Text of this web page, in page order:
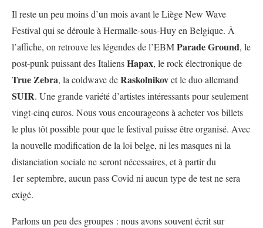
Il reste un peu moins d’un mois avant le Liège New Wave
Festival qui se déroule à Hermalle-sous-Huy en Belgique. À
l’affiche, on retrouve les légendes de l’EBMParade Ground, le
post-punk puissant des ItaliensHapax, le rock électronique de
True Zebra, la coldwave deRaskolnikovet le duo allemand
SUIR. Une grande variété d’artistes intéressants pour seulement
vingt-cinq euros. Nous vous encourageons à acheter vos billets
le plus tôt possible pour que le festival puisse être organisé. Avec
la nouvelle modification de la loi belge, ni les masques ni la
distanciation sociale ne seront nécessaires, et à partir du
1er septembre, aucun pass Covid ni aucun type de test ne sera
exigé.
Parlons un peu des groupes : nous avons souvent écrit sur